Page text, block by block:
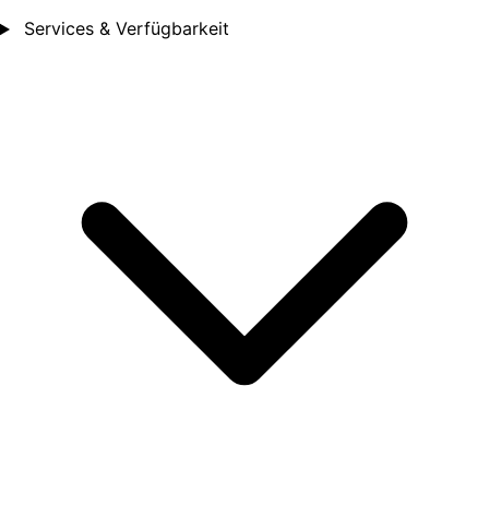
Services & Verfügbarkeit